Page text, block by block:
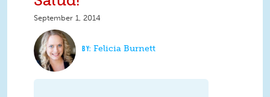
September 1, 2014
Felicia Burnett